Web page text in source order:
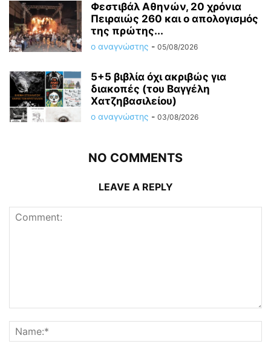
Φεστιβάλ Αθηνών, 20 χρόνια
Πειραιώς 260 και ο απολογισμός
της πρώτης...
ο αναγνώστης - 05/08/2026
5+5 βιβλία όχι ακριβώς για
διακοπές (του Βαγγέλη
Χατζηβασιλείου)
ο αναγνώστης - 03/08/2026
NO COMMENTS
LEAVE A REPLY